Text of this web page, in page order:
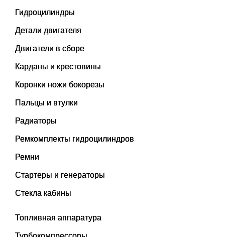
Гидроцилиндры
Детали двигателя
Двигатели в сборе
Карданы и крестовины
Коронки ножи бокорезы
Пальцы и втулки
Радиаторы
Ремкомплекты гидроцилиндров
Ремни
Стартеры и генераторы
Стекла кабины
Топливная аппаратура